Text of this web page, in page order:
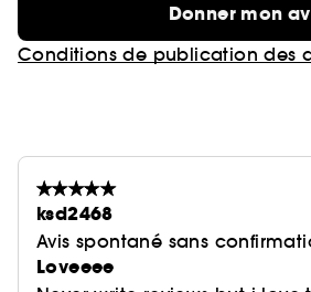
Donner mon
Conditions de publication des
ksd2468
Avis spontané sans
Loveeee